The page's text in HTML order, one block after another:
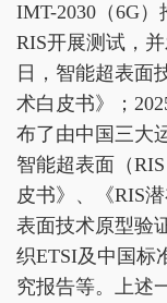
IMT-2030（6G
RIS开展测试，
日，智能超表面
术白皮书》；
布了由中国三大
智能超表面（
皮书》、《RIS
表面技术原型验
织ETSI及中国标
究报告等。上述